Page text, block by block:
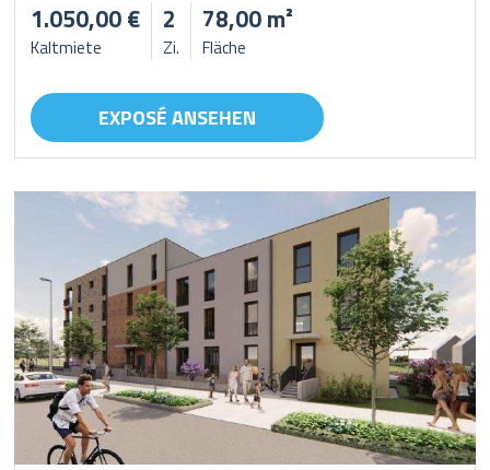
1.050,00 €
Kaltmiete
2
Zi.
78,00 m²
Fläche
EXPOSÉ ANSEHEN